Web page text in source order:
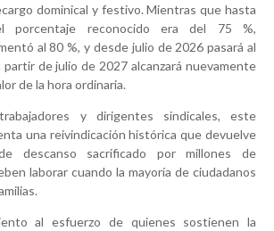
dominical y festivo. Mientras que hasta
porcentaje reconocido era del 75 %,
al 80 %, y desde julio de 2026 pasará al
partir de julio de 2027 alcanzará nuevamente
de la hora ordinaria.
y dirigentes sindicales, este
una reivindicación histórica que devuelve
descanso sacrificado por millones de
laborar cuando la mayoría de ciudadanos
al esfuerzo de quienes sostienen la